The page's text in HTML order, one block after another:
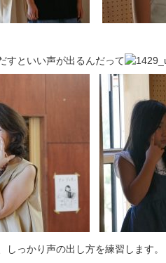
すといい声が出るんだって
っかり声の出し方を練習します。